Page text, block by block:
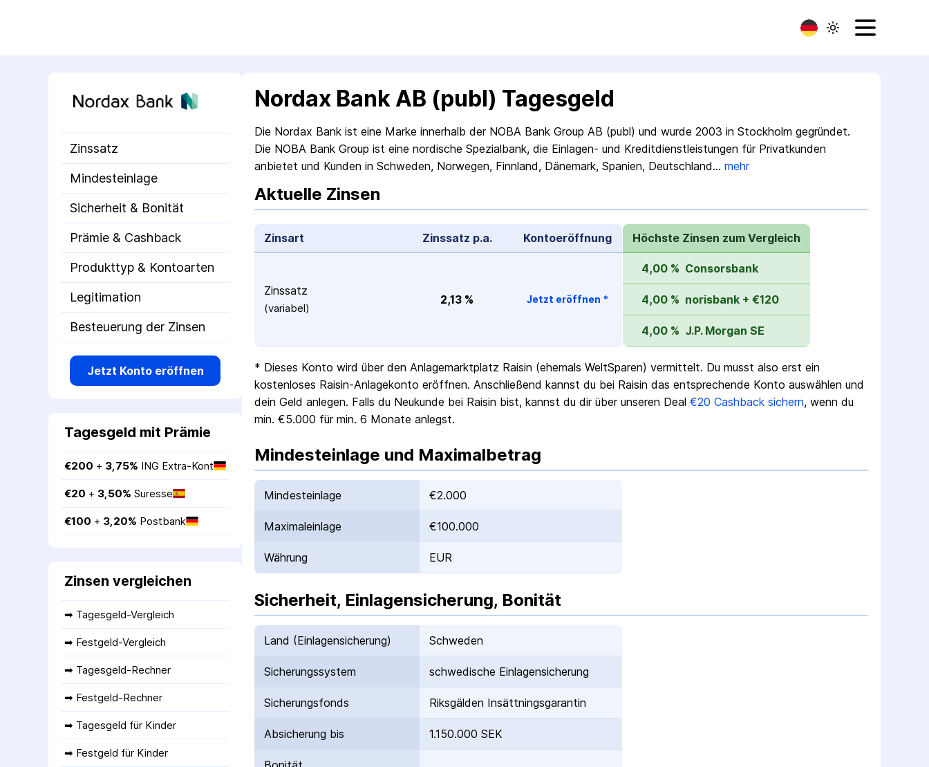
Zinssatz
Mindesteinlage
Sicherheit & Bonität
Prämie & Cashback
Produkttyp & Kontoarten
Legitimation
Besteuerung der Zinsen
Jetzt Konto eröffnen
Tagesgeld mit Prämie
€200 + 3,75% ING Extra-Kont
€20 + 3,50% Suresse
€100 + 3,20% Postbank
Zinsen vergleichen
➡ Tagesgeld-Vergleich
➡ Festgeld-Vergleich
➡ Tagesgeld-Rechner
➡ Festgeld-Rechner
➡ Tagesgeld für Kinder
➡ Festgeld für Kinder
Nordax Bank AB (publ) Tagesgeld
Die Nordax Bank ist eine Marke innerhalb der NOBA Bank Group AB (publ) und wurde 2003 in Stockholm gegründet.
Die NOBA Bank Group ist eine nordische Spezialbank, die Einlagen- und Kreditdienstleistungen für Privatkunden
anbietet und Kunden in Schweden, Norwegen, Finnland, Dänemark, Spanien, Deutschland… mehr
Aktuelle Zinsen
Zinsart Zinssatz p.a. Konto­eröffnung
Zinssatz
(variabel)
2,13 % Jetzt eröffnen *
Höchste Zinsen zum Vergleich
4,00 % Consorsbank
4,00 % norisbank + €120
4,00 % J.P. Morgan SE
* Dieses Konto wird über den Anlagemarktplatz Raisin (ehemals WeltSparen) vermittelt. Du musst also erst ein
kostenloses Raisin-Anlagekonto eröffnen. Anschließend kannst du bei Raisin das entsprechende Konto auswählen und
dein Geld anlegen. Falls du Neukunde bei Raisin bist, kannst du dir über unseren Deal €20 Cashback sichern, wenn du
min. €5.000 für min. 6 Monate anlegst.
Mindesteinlage und Maximalbetrag
Mindesteinlage €2.000
Maximaleinlage €100.000
Währung EUR
Sicherheit, Einlagensicherung, Bonität
Land (Einlagen­sicherung) Schweden
Sicherungs­system schwedische Einlagen­sicherung
Sicherungs­fonds Riksgälden Insättningsgarantin
Absicherung bis 1.150.000 SEK